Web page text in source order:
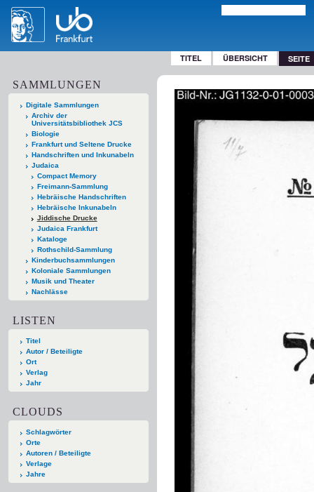
TITEL ÜBERSICHT SEITE
SAMMLUNGEN
Digitale Sammlungen
Archiv der
Universitätsbibliothek JCS
Biologie
Frankfurt und Seltene Drucke
Handschriften und Inkunabeln
Judaica
Compact Memory
Freimann-Sammlung
Hebräische Handschriften
Hebräische Inkunabeln
Jiddische Drucke
Judaica Frankfurt
Kataloge
Rothschild-Sammlung
Kinderbuchsammlungen
Koloniale Sammlungen
Musik und Theater
Nachlässe
LISTEN
Titel
Autor / Beteiligte
Ort
Verlag
Jahr
CLOUDS
Schlagwörter
Orte
Autoren / Beteiligte
Verlage
Jahre